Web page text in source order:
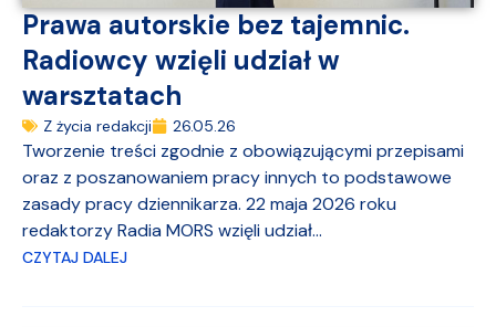
Prawa autorskie bez tajemnic.
Radiowcy wzięli udział w
warsztatach
Z życia redakcji 26.05.26
Tworzenie treści zgodnie z obowiązującymi przepisami
oraz z poszanowaniem pracy innych to podstawowe
zasady pracy dziennikarza. 22 maja 2026 roku
redaktorzy Radia MORS wzięli udział...
CZYTAJ DALEJ